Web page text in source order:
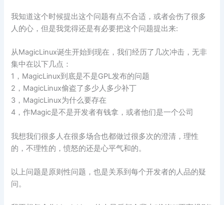
我知道这个时候提出这个问题有点不合适，或者会伤了很多
人的心，但是我觉得还是有必要把这个问题提出来:
从MagicLinux诞生开始到现在，我们经历了几次冲击，无非
集中在以下几点：
1，MagicLinux到底是不是GPL发布的问题
2，MagicLinux偷盗了多少人多少补丁
3，MagicLinux为什么要存在
4，作Magic是不是开发者有钱拿，或者他们是一个公司
我想我们很多人在很多场合也都做过很多次的澄清，理性
的，不理性的，愤怒的还是心平气和的。
以上问题是原则性问题，也是关系到每个开发者的人品的疑
问。